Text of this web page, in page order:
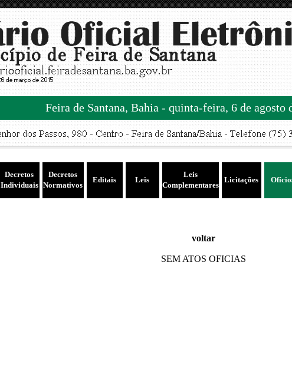
Feira de Santana, Bahia - quinta-feira, 6 de agosto
Decretos
Individuais
Decretos
Normativos
Editais Leis
Leis
Complementares
Licitações
voltar
SEM ATOS OFICIAS